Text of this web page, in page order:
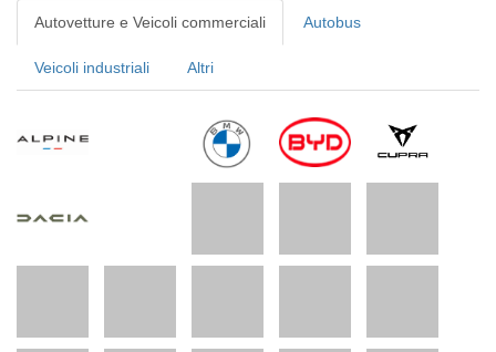
Autovetture e Veicoli commerciali Autobus
Veicoli industriali Altri